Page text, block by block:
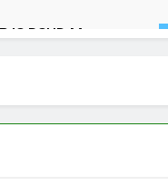
RSUD Margono
Maguan Husada
Asih Salatiga 2025
RSUD Bung Karno